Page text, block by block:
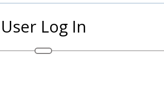
User Log In